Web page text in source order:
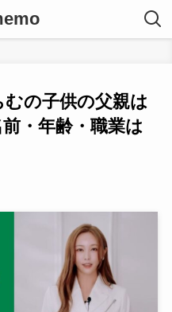
むの子供の父親は
・年齢・職業は